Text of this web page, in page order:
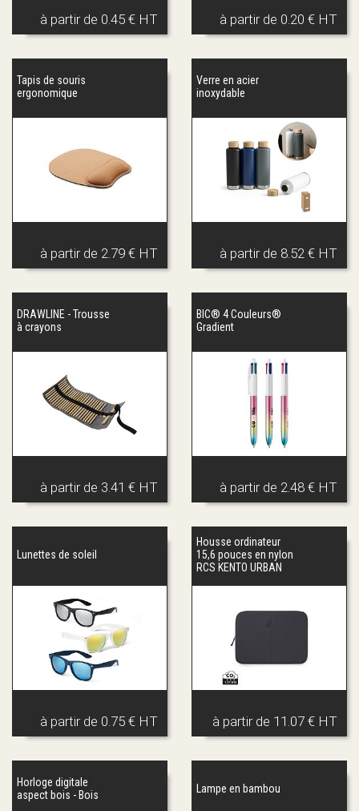
à partir de 0.45 € HT à partir de 0.20 € HT
Tapis de souris
ergonomique
à partir de 2.79 € HT
Verre en acier
inoxydable
à partir de 8.52 € HT
DRAWLINE - Trousse
à crayons
à partir de 3.41 € HT
BIC® 4 Couleurs®
Gradient
à partir de 2.48 € HT
Lunettes de soleil
à partir de 0.75 € HT
Housse ordinateur
15,6 pouces en nylon
RCS KENTO URBAN
à partir de 11.07 € HT
Horloge digitale
aspect bois - Bois
Lampe en bambou